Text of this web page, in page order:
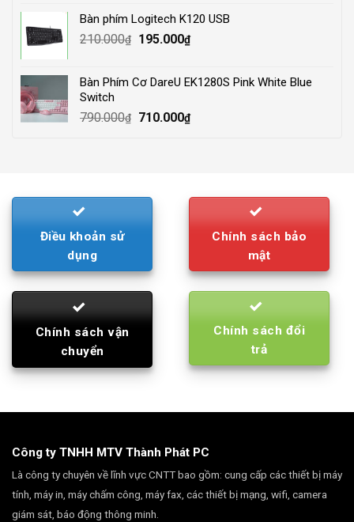
4.000.000₫.3.500.000₫.
Bàn phím Logitech K120 USB
210.000₫
Original
210.000₫.
195.000₫Current
195.000₫.
Bàn Phím Cơ DareU EK1280S Pink White Blue
Switch
790.000₫
Original
710.000₫Current
Điều khoản sử
dụng
Chính sách bảo
mật
Chính sách vận
chuyển
Chính sách đổi
trả
Công ty TNHH MTV Thành Phát PC
Là công ty chuyên về lĩnh vực CNTT bao gồm: cung cấp các thiết bị máy
tính, máy in, máy chấm công, máy fax, các thiết bị mạng, wifi, camera
giám sát, báo động thông minh.